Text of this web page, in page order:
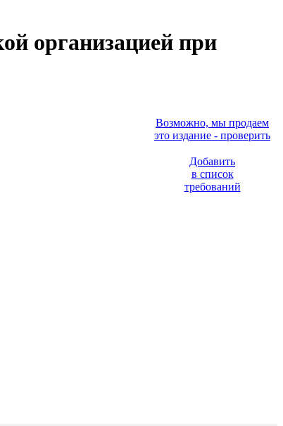
организацией при
Возможно, мы продаем
это издание - проверить
Добавить
в список
требований